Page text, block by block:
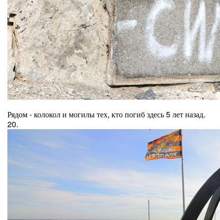
Рядом - колокол и могилы тех, кто погиб здесь 5 лет назад.
20.